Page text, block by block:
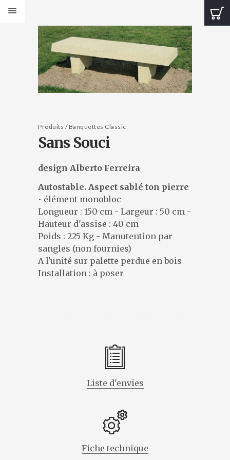
PRODUITS
Bancs Design
Bancs Classic
Banquettes Design
Banquettes Classic
Jardinières Design
Jardinières classiques
Corbeilles Design
Corbeilles classiques
Cendriers et fontaines
Bornes et protections
Éléments de voirie
CATALOGUES
DESIGNERS
PRÉSENTATION
ACTUALITÉS
RÉFÉRENCES
Produits / Banquettes Classic
Sans Souci
design Alberto Ferreira
Autostable. Aspect sablé ton pierre
• élément monobloc
Longueur : 150 cm - Largeur : 50 cm -
Hauteur d'assise : 40 cm
Poids : 225 Kg - Manutention par
sangles (non fournies)
A l'unité sur palette perdue en bois
Installation : à poser
Liste d'envies
Fiche technique